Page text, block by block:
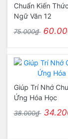
Chuẩn Kiến
Ngữ Văn 12
75.000₫
Giúp Trí Nhớ
Ứng Hóa Học
38.000₫